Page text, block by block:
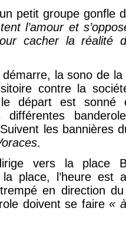
petit groupe gonfle
l’amour et
cacher la réalité
la sono de
contre la
le départ est
différentes
les bannières
.
vers la place
place, l’heure est
en direction
doivent se faire«